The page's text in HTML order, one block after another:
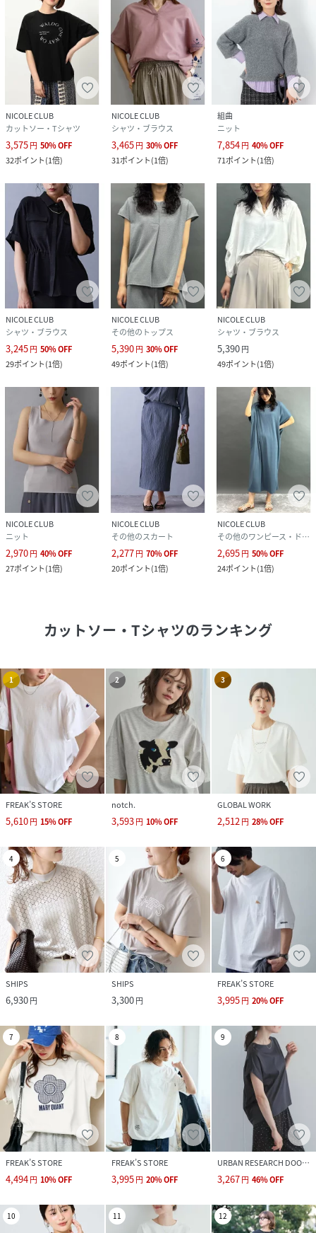
NICOLE CLUB
カットソー・Tシャツ
3,575円 50%OFF
32ポイント(1倍)
NICOLE CLUB
シャツ・ブラウス
3,465円 30%OFF
31ポイント(1倍)
組曲
ニット
7,854円 40%OFF
71ポイント(1倍)
NICOLE CLUB
シャツ・ブラウス
3,245円 50%OFF
29ポイント(1倍)
NICOLE CLUB
その他のトップス
5,390円 30%OFF
49ポイント(1倍)
NICOLE CLUB
シャツ・ブラウス
5,390円
49ポイント(1倍)
NICOLE CLUB
ニット
2,970円 40%OFF
27ポイント(1倍)
NICOLE CLUB
その他のスカート
2,277円 70%OFF
20ポイント(1倍)
NICOLE CLUB
その他のワンピース・ドレス
2,695円 50%OFF
24ポイント(1倍)
カットソー・Tシャツのランキング
1
FREAK’S STORE
5,610円 15%OFF
2
notch.
3,593円 10%OFF
3
GLOBAL WORK
2,512円 28%OFF
4
SHIPS
6,930円
5
SHIPS
3,300円
6
FREAK’S STORE
3,995円 20%OFF
7
FREAK’S STORE
4,494円 10%OFF
8
FREAK’S STORE
3,995円 20%OFF
9
URBAN RESEARCH DOORS
3,267円 46%OFF
10 11 12